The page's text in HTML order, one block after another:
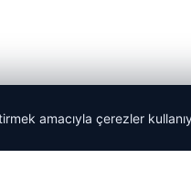
amacıyla çerezler